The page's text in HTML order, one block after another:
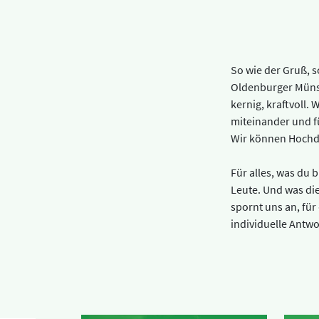
So wie der Gruß,
Oldenburger
kernig, kraftvoll.
miteinander und
Wir können
Für alles, was du
Leute. Und was
spornt uns an,
individuelle
Diese Informationen helfen uns zu verstehen, wie
unsere Besucher unsere Website nutzen.
Marketing Cookies werden von Drittanbietern